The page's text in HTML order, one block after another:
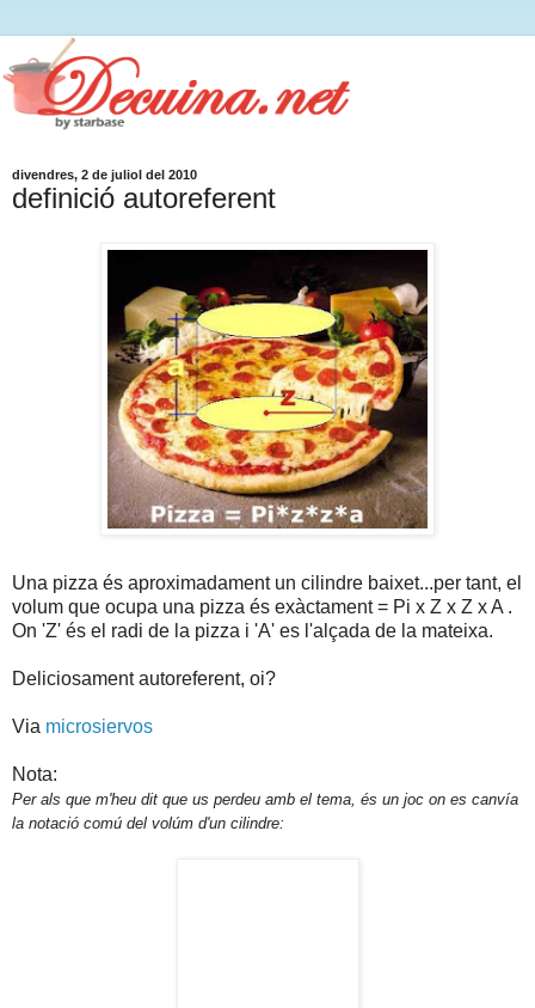
divendres, 2 de juliol del 2010
definició autoreferent
Una pizza és aproximadament un cilindre baixet...per tant, el
volum que ocupa una pizza és exàctament = Pi x Z x Z x A .
On 'Z' és el radi de la pizza i 'A' es l'alçada de la mateixa.
Deliciosament autoreferent, oi?
Via microsiervos
Nota:
Per als que m'heu dit que us perdeu amb el tema, és un joc on es canvía
la notació comú del volúm d'un cilindre: